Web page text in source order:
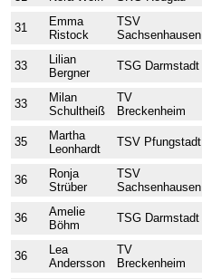
31
Emma
Ristock
TSV
Sachsenhausen
33
Lilian
Bergner
TSG Darmstadt
33
Milan
Schultheiß
TV
Breckenheim
35
Martha
Leonhardt
TSV Pfungstadt
36
Ronja
Strüber
TSV
Sachsenhausen
36
Amelie
Böhm
TSG Darmstadt
36
Lea
Andersson
TV
Breckenheim